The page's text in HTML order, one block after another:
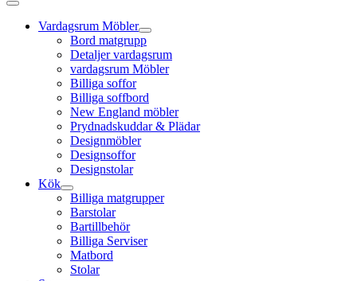
Vardagsrum Möbler
Bord matgrupp
Detaljer vardagsrum
vardagsrum Möbler
Billiga soffor
Billiga soffbord
New England möbler
Prydnadskuddar & Plädar
Designmöbler
Designsoffor
Designstolar
Kök
Billiga matgrupper
Barstolar
Bartillbehör
Billiga Serviser
Matbord
Stolar